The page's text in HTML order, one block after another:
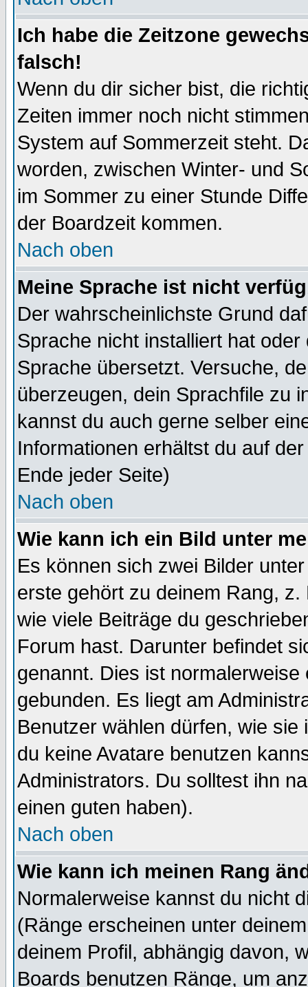
Ich habe die Zeitzone
falsch!
Wenn du dir sicher bist, die
Zeiten immer noch nicht
System auf Sommerzeit steht.
worden, zwischen Winter- und
im Sommer zu einer Stunde
der Boardzeit kommen.
Nach oben
Meine Sprache ist nicht
Der wahrscheinlichste Grund
Sprache nicht installiert hat
Sprache übersetzt. Versuche,
überzeugen, dein Sprachfile zu
kannst du auch gerne selber
Informationen erhältst du auf
Ende jeder Seite)
Nach oben
Wie kann ich ein Bild unter
Es können sich zwei Bilder
erste gehört zu deinem Rang,
wie viele Beiträge du
Forum hast. Darunter befindet
genannt. Dies ist
gebunden. Es liegt am
Benutzer wählen dürfen, wie
du keine Avatare benutzen
Administrators. Du solltest ihn
einen guten haben).
Nach oben
Wie kann ich meinen Rang
Normalerweise kannst du nicht
(Ränge erscheinen unter
deinem Profil, abhängig davon,
Boards benutzen Ränge, um